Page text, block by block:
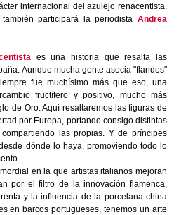
internacional del azulejo renacentista.
participará la periodista Andrea
es una historia que resalta las
Aunque mucha gente asocia "flandes"
fue muchísimo más que eso, una
fructífero y positivo, mucho más
de Oro. Aquí resaltaremos las figuras de
por Europa, portando consigo distintas
las propias. Y de príncipes
dónde lo haya, promoviendo todo lo
en la que artistas italianos mejoran
por el filtro de la innovación flamenca,
y la influencia de la porcelana china
en barcos portugueses, tenemos un arte